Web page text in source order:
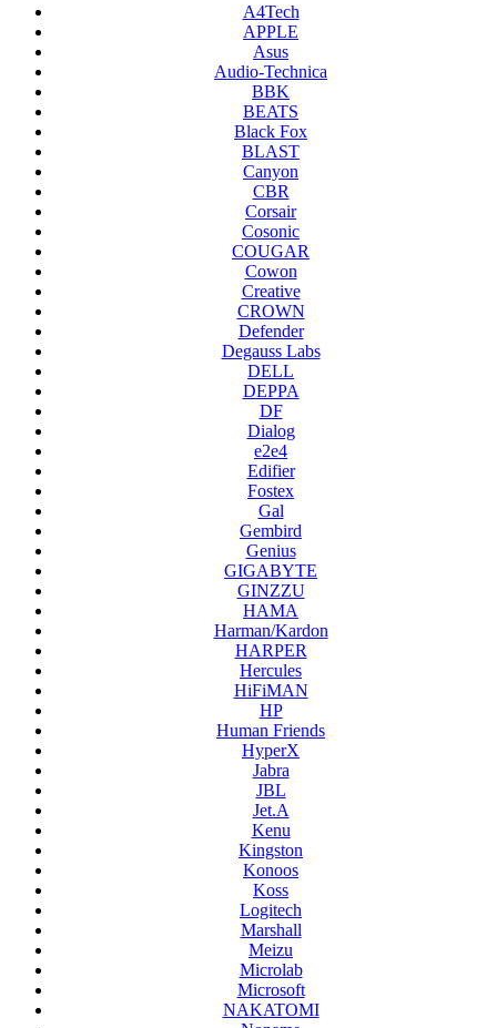
A4Tech
APPLE
Asus
Audio-Technica
BBK
BEATS
Black Fox
BLAST
Canyon
CBR
Corsair
Cosonic
COUGAR
Cowon
Creative
CROWN
Defender
Degauss Labs
DELL
DEPPA
DF
Dialog
e2e4
Edifier
Fostex
Gal
Gembird
Genius
GIGABYTE
GINZZU
HAMA
Harman/Kardon
HARPER
Hercules
HiFiMAN
HP
Human Friends
HyperX
Jabra
JBL
Jet.A
Kenu
Kingston
Konoos
Koss
Logitech
Marshall
Meizu
Microlab
Microsoft
NAKATOMI